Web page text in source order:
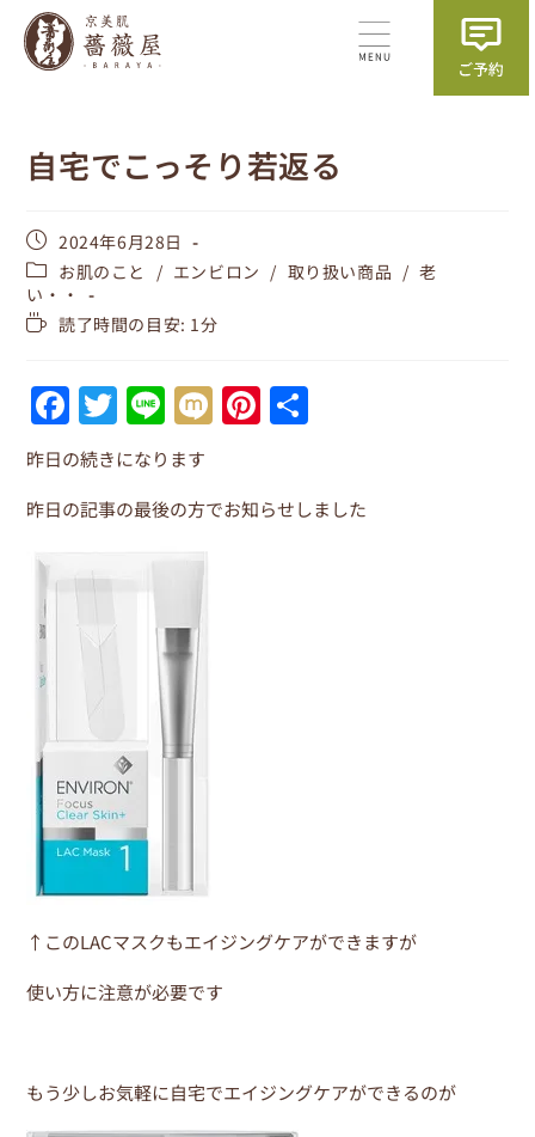
自宅でこっそり若返る
2024年6月28日
お肌のこと
/ エンビロン / 取り扱い商品 / 老
い・・
読了時間の目安: 1分
F
a
c
e
b
o
o
T
w
itt
er
Li
n
e
M
ix
Pi
nt
e
昨日の続きになります
昨日の記事の最後の方でお知らせしました
↑このLACマスクもエイジングケアができますが
使い方に注意が必要です
もう少しお気軽に自宅でエイジングケアができるのが